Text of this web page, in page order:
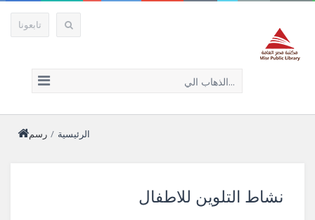
تابعونا
الذهاب الي...
الرئيسية / رسم
نشاط التلوين للاطفال